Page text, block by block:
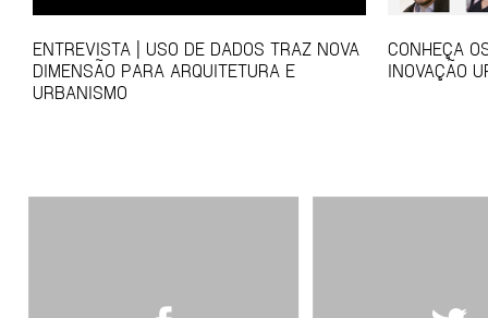
ENTREVISTA | USO DE DADOS TRAZ NOVA
DIMENSÃO PARA ARQUITETURA E
URBANISMO
CONHEÇA
INOVAÇÃO